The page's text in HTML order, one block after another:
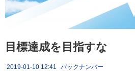
目標達成を目指すな
2019-01-10 12:41 バックナンバー